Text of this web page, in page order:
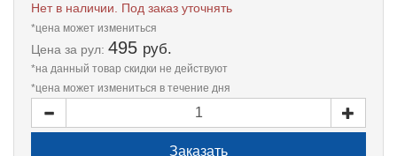
Нет в наличии. Под заказ уточнять
*цена может измениться
Цена за рул: 495 руб.
*на данный товар скидки не действуют
*цена может измениться в течение дня